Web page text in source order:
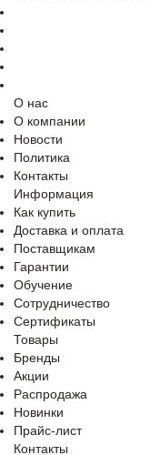
О нас
О компании
Новости
Политика
Контакты
Информация
Как купить
Доставка и оплата
Поставщикам
Гарантии
Обучение
Сотрудничество
Сертификаты
Товары
Бренды
Акции
Распродажа
Новинки
Прайс-лист
Контакты